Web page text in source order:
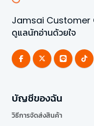
Jamsai Customer
ดูแลนักอ่านด้วยใจ
บัญชีของฉัน
วิธีการจัดส่งสินค้า